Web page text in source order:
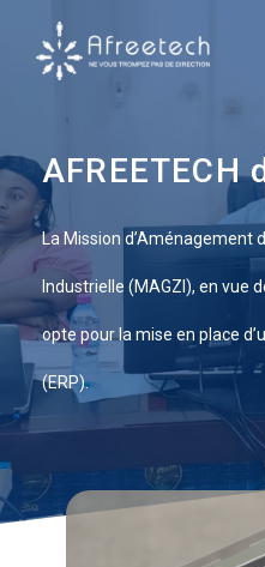
La Mission d’Aménagement
Industrielle (MAGZI), en vue
opte pour la mise en place
(ERP).